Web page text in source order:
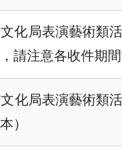
文化局表演藝術
請注意各收件期
文化局表演藝術
）